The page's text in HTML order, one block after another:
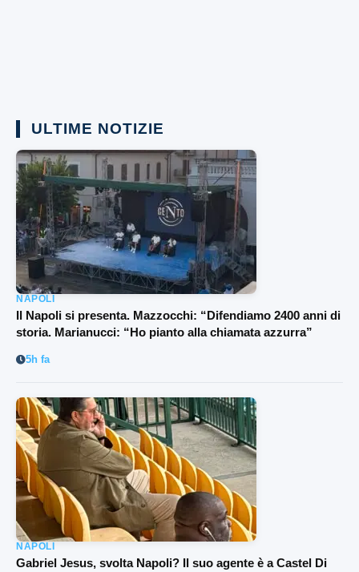
ULTIME NOTIZIE
NAPOLI
Il Napoli si presenta. Mazzocchi: “Difendiamo 2400 anni di
storia. Marianucci: “Ho pianto alla chiamata azzurra”
5h fa
NAPOLI
Gabriel Jesus, svolta Napoli? Il suo agente è a Castel Di